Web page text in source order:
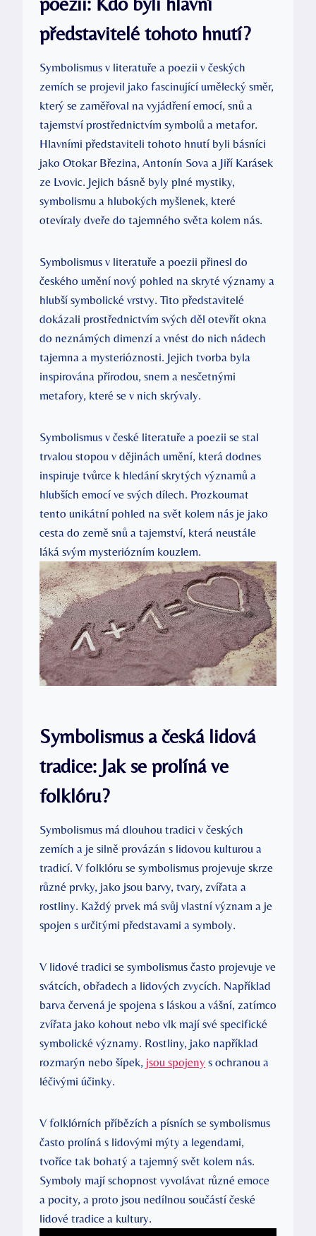
představitelé tohoto hnutí?
Symbolismus v literatuře a poezii v českých
zemích se projevil jako fascinující umělecký směr,
který se zaměřoval na vyjádření emocí, snů a
tajemství prostřednictvím symbolů a metafor.
Hlavními představiteli tohoto hnutí byli básníci
jako Otokar Březina, Antonín Sova a Jiří Karásek
ze Lvovic. Jejich básně byly plné mystiky,
symbolismu a hlubokých myšlenek, které
otevíraly dveře do tajemného světa kolem nás.
Symbolismus v literatuře a poezii přinesl do
českého umění nový pohled na skryté významy a
hlubší symbolické vrstvy. Tito představitelé
dokázali prostřednictvím svých děl otevřít okna
do neznámých dimenzí a vnést do nich nádech
tajemna a mysterióznosti. Jejich tvorba byla
inspirována přírodou, snem a nesčetnými
metafory, které se v nich skrývaly.
Symbolismus v české literatuře a poezii se stal
trvalou stopou v dějinách umění, která dodnes
inspiruje tvůrce k hledání skrytých významů a
hlubších emocí ve svých dílech. Prozkoumat
tento unikátní pohled na svět kolem nás je jako
cesta do země snů a tajemství, která neustále
láká svým mysteriózním kouzlem.
Symbolismus a česká lidová
tradice: Jak se prolíná ve
folklóru?
Symbolismus má dlouhou tradici v českých
zemích a je silně provázán s lidovou kulturou a
tradicí. V folklóru se symbolismus projevuje skrze
různé prvky, jako jsou barvy, tvary, zvířata a
rostliny. Každý prvek má svůj vlastní význam a je
spojen s určitými představami a symboly.
V lidové tradici se symbolismus často projevuje ve
svátcích, obřadech a lidových zvycích. Například
barva červená je spojena s láskou a vášní, zatímco
zvířata jako kohout nebo vlk mají své specifické
symbolické významy. Rostliny, jako například
rozmarýn nebo šípek, jsou spojeny s ochranou a
léčivými účinky.
V folklórních příbězích a písních se symbolismus
často prolíná s lidovými mýty a legendami,
tvoříce tak bohatý a tajemný svět kolem nás.
Symboly mají schopnost vyvolávat různé emoce
a pocity, a proto jsou nedílnou součástí české
lidové tradice a kultury.